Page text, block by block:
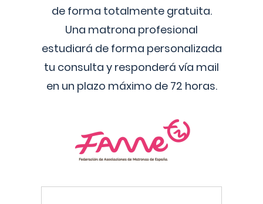
de forma totalmente gratuita.
Una matrona profesional
estudiará de forma personalizada
tu consulta y responderá vía mail
en un plazo máximo de 72 horas.